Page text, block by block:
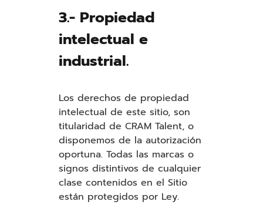
3.- Propiedad
intelectual e
industrial.
Los derechos de propiedad
intelectual de este sitio, son
titularidad de CRAM Talent, o
disponemos de la autorización
oportuna. Todas las marcas o
signos distintivos de cualquier
clase contenidos en el Sitio
están protegidos por Ley.